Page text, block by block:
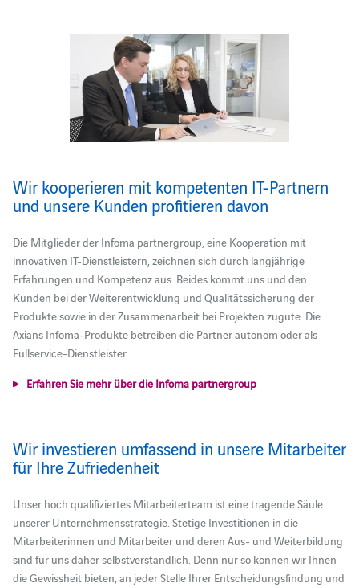
Wir kooperieren mit kompetenten IT-Partnern
und unsere Kunden profitieren davon
Die Mitglieder der Infoma partnergroup, eine Kooperation mit
innovativen IT-Dienstleistern, zeichnen sich durch langjährige
Erfahrungen und Kompetenz aus. Beides kommt uns und den
Kunden bei der Weiterentwicklung und Qualitätssicherung der
Produkte sowie in der Zusammenarbeit bei Projekten zugute. Die
Axians Infoma-Produkte betreiben die Partner autonom oder als
Fullservice-Dienstleister.
Erfahren Sie mehr über die Infoma partnergroup
Wir investieren umfassend in unsere Mitarbeiter
für Ihre Zufriedenheit
Unser hoch qualifiziertes Mitarbeiterteam ist eine tragende Säule
unserer Unternehmensstrategie. Stetige Investitionen in die
Mitarbeiterinnen und Mitarbeiter und deren Aus- und Weiterbildung
sind für uns daher selbstverständlich. Denn nur so können wir Ihnen
die Gewissheit bieten, an jeder Stelle Ihrer Entscheidungsfindung und